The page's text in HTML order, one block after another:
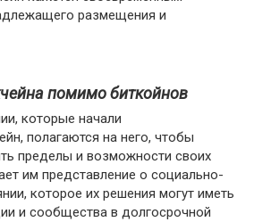
размещения и
помимо биткойнов
которые начали
полагаются на него, чтобы
пределы и возможности своих
им представление о социально-
которое их решения могут иметь
и сообщества в долгосрочной